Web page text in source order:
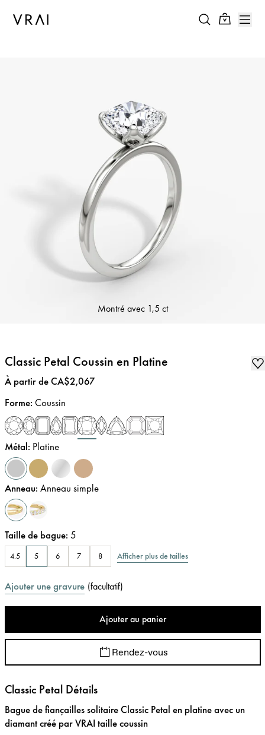
Montré avec 1,5 ct
Classic Petal Coussin en Platine
Prix:
À partir de CA$2,067
Forme: Coussin
Métal: Platine
Anneau: Anneau simple
Taille de bague: 5
4.5 5 6 7 8 Afficher plus de tailles
Ajouter une gravure (facultatif)
Ajouter au panier
Rendez-vous
Classic Petal Détails
Bague de fiançailles solitaire Classic Petal en platine avec un
diamant créé par VRAI taille coussin